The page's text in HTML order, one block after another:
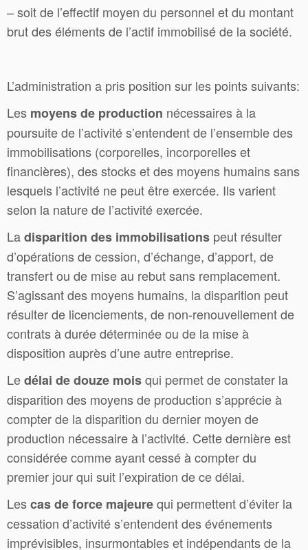
– soit de l’effectif moyen du personnel et du montant
brut des éléments de l’actif immobilisé de la société.
L’administration a pris position sur les points suivants:
Les moyens de production nécessaires à la
poursuite de l’activité s’entendent de l’ensemble des
immobilisations (corporelles, incorporelles et
financières), des stocks et des moyens humains sans
lesquels l’activité ne peut être exercée. Ils varient
selon la nature de l’activité exercée.
Ladisparition des immobilisations peut résulter
d’opérations de cession, d’échange, d’apport, de
transfert ou de mise au rebut sans remplacement.
S’agissant des moyens humains, la disparition peut
résulter de licenciements, de non-renouvellement de
contrats à durée déterminée ou de la mise à
disposition auprès d’une autre entreprise.
Ledélai de douze moisqui permet de constater la
disparition des moyens de production s’apprécie à
compter de la disparition du dernier moyen de
production nécessaire à l’activité. Cette dernière est
considérée comme ayant cessé à compter du
premier jour qui suit l’expiration de ce délai.
Lescas de force majeurequi permettent d’éviter la
cessation d’activité s’entendent des événements
imprévisibles, insurmontables et indépendants de la